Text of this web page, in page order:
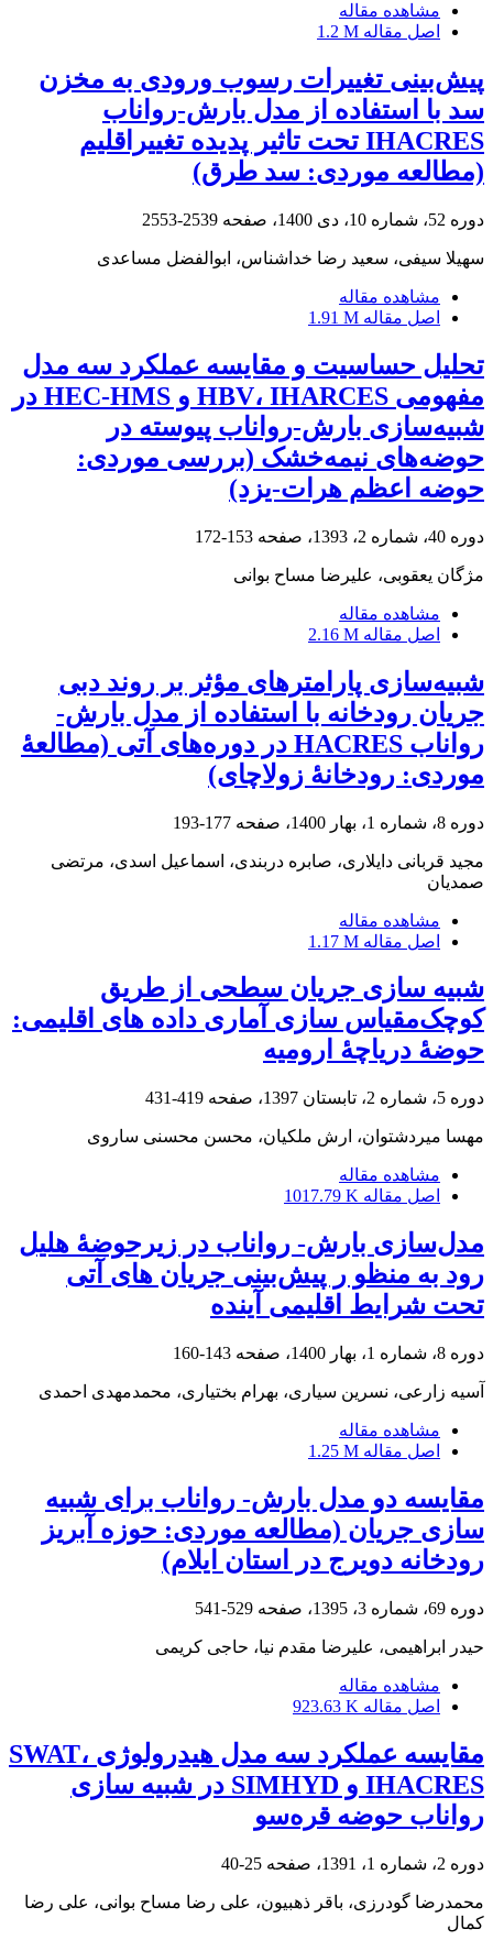
مشاهده مقاله
اصل مقاله 1.2 M
پیش‌بینی تغییرات رسوب ورودی به مخزن
سد با استفاده از مدل بارش-رواناب
IHACRES تحت تاثیر پدیده تغییراقلیم
(مطالعه موردی: سد طرق)
دوره 52، شماره 10، دی 1400، صفحه 2539-2553
سهیلا سیفی، سعید رضا خداشناس، ابوالفضل مساعدی
مشاهده مقاله
اصل مقاله 1.91 M
تحلیل حساسیت و مقایسه عملکرد سه مدل
مفهومی HBV، IHARCES و HEC-HMS در
شبیه‌سازی بارش-رواناب پیوسته در
حوضه‌‌های نیمه‌خشک (بررسی موردی:
حوضه اعظم هرات-یزد)
دوره 40، شماره 2، 1393، صفحه 153-172
مژگان یعقوبی، علیرضا مساح بوانی
مشاهده مقاله
اصل مقاله 2.16 M
شبیه‌سازی پارامترهای مؤثر بر روند دبی
جریان رودخانه با استفاده از مدل بارش-
رواناب HACRES در دوره‌های آتی (مطالعۀ
موردی: رودخانۀ زولاچای)
دوره 8، شماره 1، بهار 1400، صفحه 177-193
مجید قربانی دایلاری، صابره دربندی، اسماعیل اسدی، مرتضی
صمدیان
مشاهده مقاله
اصل مقاله 1.17 M
شبیه‏ سازی جریان سطحی از طریق
کوچک‌مقیاس‏ سازی آماری داده ‏های اقلیمی:
حوضۀ دریاچۀ‏ ارومیه
دوره 5، شماره 2، تابستان 1397، صفحه 419-431
مهسا میردشتوان، ارش ملکیان، محسن محسنی ساروی
مشاهده مقاله
اصل مقاله 1017.79 K
مدل‌سازی بارش- رواناب در زیرحوضۀ هلیل
رود به منظو ر پیش‌بینی جریان های آتی
تحت شرایط اقلیمی آینده
دوره 8، شماره 1، بهار 1400، صفحه 143-160
آسیه زارعی، نسرین سیاری، بهرام بختیاری، محمدمهدی احمدی
مشاهده مقاله
اصل مقاله 1.25 M
مقایسه دو مدل بارش- رواناب برای شبیه
سازی جریان (مطالعه موردی: حوزه آبریز
رودخانه دویرج در استان ایلام)
دوره 69، شماره 3، 1395، صفحه 529-541
حیدر ابراهیمی، علیرضا مقدم نیا، حاجی کریمی
مشاهده مقاله
اصل مقاله 923.63 K
مقایسه عملکرد سه مدل هیدرولوژی SWAT،
IHACRES و SIMHYD در شبیه سازی
رواناب حوضه قره‌سو
دوره 2، شماره 1، 1391، صفحه 25-40
محمدرضا گودرزی، باقر ذهبیون، علی رضا مساح بوانی، علی رضا
کمال